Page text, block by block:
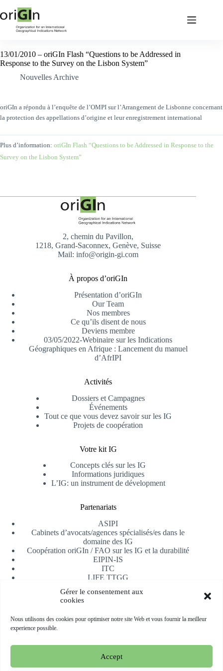
Gérer le consentement aux
cookies
Nous utilisons des cookies pour optimiser notre site Web et vous fournir la meilleur
experience possible.
Accept
13/01/2010 – oriGIn Flash “Questions to be Addressed in
Response to the Survey on the Lisbon System”
Nouvelles Archive
oriGIn a répondu à l’enquête de l’OMPI sur l’Arrangement de Lisbonne concernant
la protection des appellations d’origine et leur enregistrement international
Plus d’information: oriGIn Flash “Questions to be Addressed in Response to the
Survey on the Lisbon System”
2, chemin du Pavillon,
1218, Grand-Saconnex, Genève, Suisse
Mail: info@origin-gi.com
À propos d’oriGIn
Présentation d’oriGIn
Our Team
Nos membres
Ce qu’ils disent de nous
Deviens membre
03/05/2022-Webinaire sur les Indications
Géographiques en Afrique : Lancement du manuel
d’AfrIPI
Activités
Dossiers et Campagnes
Événements
Tout ce que vous devez savoir sur les IG
Projets de coopération
Votre kit IG
Concepts clés sur les IG
Informations juridiques
L’IG: un instrument de dévelopment
Partenariats
ASIPI
Cabinets d’avocats/agences spécialisés/es dans le
domaine des IG
Coopération oriGIn / FAO sur les IG et la durabilité
EIPIN-IS
ITC
LIFE TTGG
AfrIPI
Recevoir notre newsletter
S'inscrire
Copyright © 2026 oriGIn | Organization for an International